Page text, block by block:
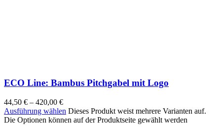
ECO Line: Bambus Pitchgabel mit Logo
44,50 € – 420,00 €
Ausführung wählen Dieses Produkt weist mehrere Varianten auf.
Die Optionen können auf der Produktseite gewählt werden